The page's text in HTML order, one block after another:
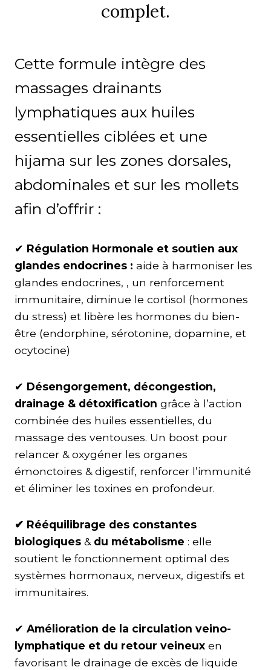
complet.
Cette formule intègre des
massages drainants
lymphatiques aux huiles
essentielles ciblées et une
hijama sur les zones dorsales,
abdominales et sur les mollets
afin d’offrir :
✔︎ Régulation Hormonale et soutien aux
glandes endocrines : aide à harmoniser les
glandes endocrines, , un renforcement
immunitaire, diminue le cortisol (hormones
du stress) et libère les hormones du bien-
être (endorphine, sérotonine, dopamine, et
ocytocine)
✔︎ Désengorgement, décongestion,
drainage & détoxification grâce à l’action
combinée des huiles essentielles, du
massage des ventouses. Un boost pour
relancer & oxygéner les organes
émonctoires & digestif, renforcer l’immunité
et éliminer les toxines en profondeur.
✔︎ Rééquilibrage des constantes
biologiques & du métabolisme : elle
soutient le fonctionnement optimal des
systèmes hormonaux, nerveux, digestifs et
immunitaires.
✔︎ Amélioration de la circulation veino-
lymphatique et du retour veineux en
favorisant le drainage de excès de liquide